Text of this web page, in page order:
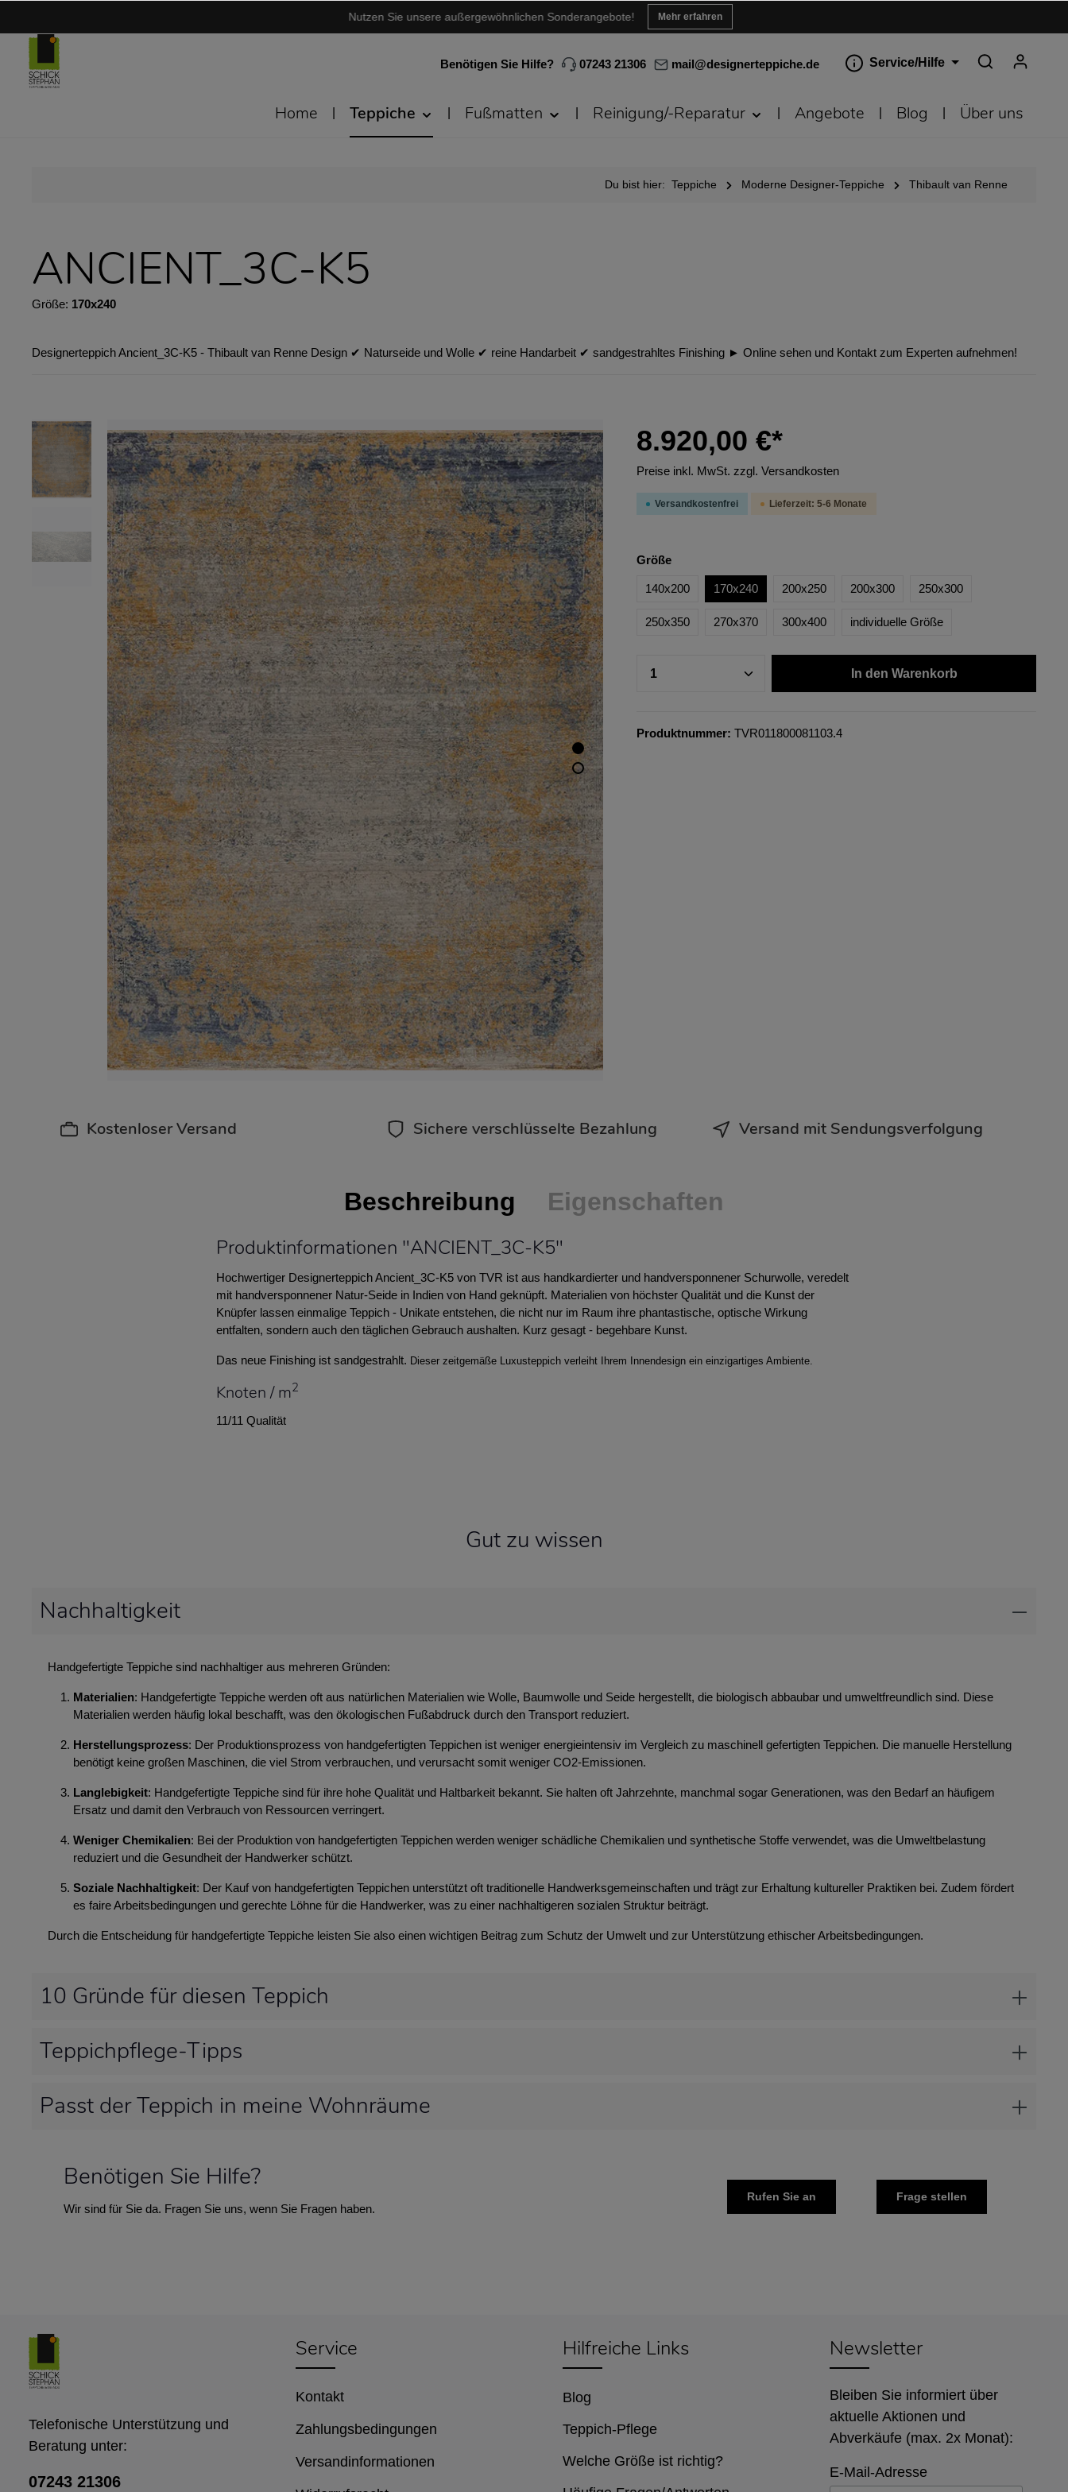
Nutzen Sie unsere außergewöhnlichen Sonderangebote! Mehr erfahren
Benötigen Sie Hilfe? 07243 21306 mail@designerteppiche.de Service/Hilfe
Home Teppiche Fußmatten Reinigung/-Reparatur Angebote Blog Über uns
Du bist hier: Teppiche Moderne Designer-Teppiche Thibault van Renne
ANCIENT_3C-K5
Größe: 170x240
Designerteppich Ancient_3C-K5 - Thibault van Renne Design ✔︎ Naturseide und Wolle ✔︎ reine Handarbeit ✔︎ sandgestrahltes Finishing ► Online sehen und Kontakt zum Experten aufnehmen!
8.920,00 €*
Preise inkl. MwSt. zzgl. Versandkosten
Versandkostenfrei Lieferzeit: 5-6 Monate
Größe
140x200 170x240 200x250 200x300 250x300
250x350 270x370 300x400 individuelle Größe
In den Warenkorb
Produktnummer: TVR011800081103.4
Kostenloser Versand Sichere verschlüsselte Bezahlung Versand mit Sendungsverfolgung
Beschreibung Eigenschaften
Produktinformationen "ANCIENT_3C-K5"
Hochwertiger Designerteppich Ancient_3C-K5 von TVR ist aus handkardierter und handversponnener Schurwolle, veredelt
mit handversponnener Natur-Seide in Indien von Hand geknüpft. Materialien von höchster Qualität und die Kunst der
Knüpfer lassen einmalige Teppich - Unikate entstehen, die nicht nur im Raum ihre phantastische, optische Wirkung
entfalten, sondern auch den täglichen Gebrauch aushalten. Kurz gesagt - begehbare Kunst.
Das neue Finishing ist sandgestrahlt. Dieser zeitgemäße Luxusteppich verleiht Ihrem Innendesign ein einzigartiges Ambiente.
Knoten / m2
11/11 Qualität
Gut zu wissen
Nachhaltigkeit
Handgefertigte Teppiche sind nachhaltiger aus mehreren Gründen:
Materialien: Handgefertigte Teppiche werden oft aus natürlichen Materialien wie Wolle, Baumwolle und Seide hergestellt, die biologisch abbaubar und umweltfreundlich sind. Diese
Materialien werden häufig lokal beschafft, was den ökologischen Fußabdruck durch den Transport reduziert.
Herstellungsprozess: Der Produktionsprozess von handgefertigten Teppichen ist weniger energieintensiv im Vergleich zu maschinell gefertigten Teppichen. Die manuelle Herstellung
benötigt keine großen Maschinen, die viel Strom verbrauchen, und verursacht somit weniger CO2-Emissionen.
Langlebigkeit: Handgefertigte Teppiche sind für ihre hohe Qualität und Haltbarkeit bekannt. Sie halten oft Jahrzehnte, manchmal sogar Generationen, was den Bedarf an häufigem
Ersatz und damit den Verbrauch von Ressourcen verringert.
Weniger Chemikalien: Bei der Produktion von handgefertigten Teppichen werden weniger schädliche Chemikalien und synthetische Stoffe verwendet, was die Umweltbelastung
reduziert und die Gesundheit der Handwerker schützt.
Soziale Nachhaltigkeit: Der Kauf von handgefertigten Teppichen unterstützt oft traditionelle Handwerksgemeinschaften und trägt zur Erhaltung kultureller Praktiken bei. Zudem fördert
es faire Arbeitsbedingungen und gerechte Löhne für die Handwerker, was zu einer nachhaltigeren sozialen Struktur beiträgt.
Durch die Entscheidung für handgefertigte Teppiche leisten Sie also einen wichtigen Beitrag zum Schutz der Umwelt und zur Unterstützung ethischer Arbeitsbedingungen.
10 Gründe für diesen Teppich
Teppichpflege-Tipps
Passt der Teppich in meine Wohnräume
Benötigen Sie Hilfe?
Wir sind für Sie da. Fragen Sie uns, wenn Sie Fragen haben.
Rufen Sie an Frage stellen
Service
Kontakt
Zahlungsbedingungen
Versandinformationen
Newsletter
Bleiben Sie informiert über
aktuelle Aktionen und
Abverkäufe (max. 2x Monat):
E-Mail-Adresse
Telefonische Unterstützung und
Beratung unter:
07243 21306
Hilfreiche Links
Blog
Teppich-Pflege
Welche Größe ist richtig?